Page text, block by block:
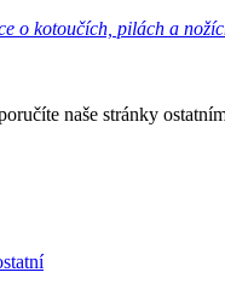
o kotoučích, pilách a
naše stránky